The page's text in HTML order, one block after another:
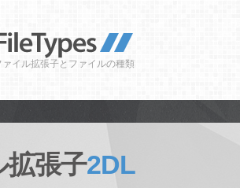
ァイル拡張子とファイルの種類
拡張子2DL